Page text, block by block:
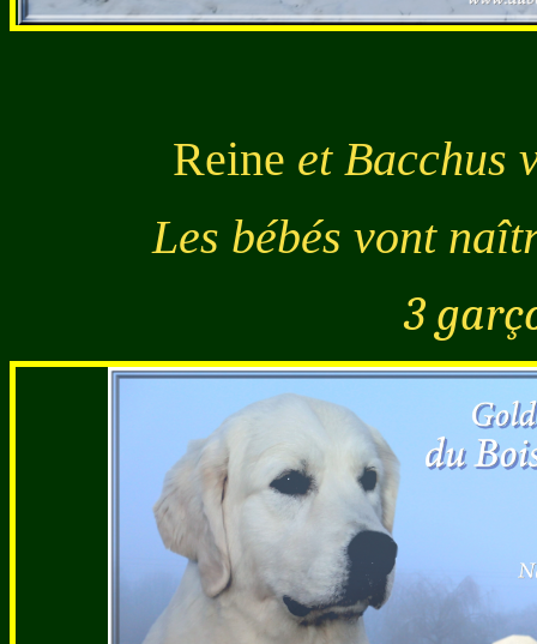
Reine et Bacchus
Les bébés vont
3